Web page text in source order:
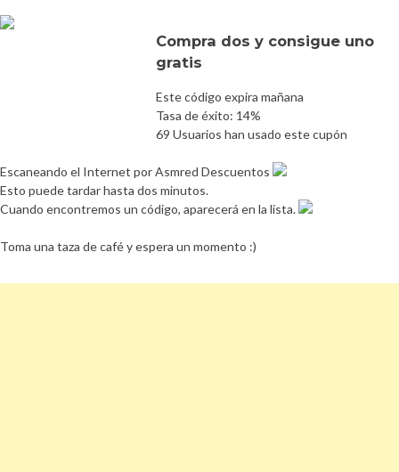
Compra dos y consigue uno
gratis
Este código expira mañana
Tasa de éxito: 14%
69 Usuarios han usado este cupón
Escaneando el Internet por Asmred Descuentos
Esto puede tardar hasta dos minutos.
Cuando encontremos un código, aparecerá en la lista.
Toma una taza de café y espera un momento :)